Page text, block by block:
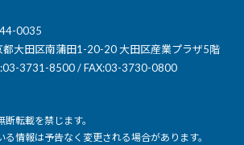
0035
都大田区南蒲田1-20-20 大田区産業プラザ5階
3731-8500 / FAX:03-3730-0800
転載を禁じます。
情報は予告なく変更される場合があります。